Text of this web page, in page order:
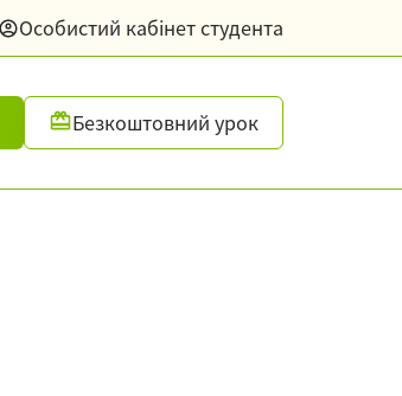
Особистий кабінет студента
Безкоштовний урок